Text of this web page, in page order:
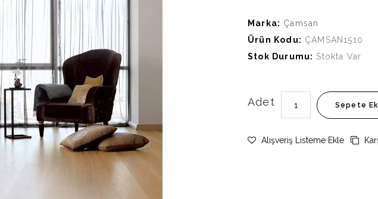
Marka: Çamsan
Ürün Kodu: ÇAMSAN1510
Stok Durumu: Stokta Var
Adet Sepete
Alışveriş Listeme Ekle